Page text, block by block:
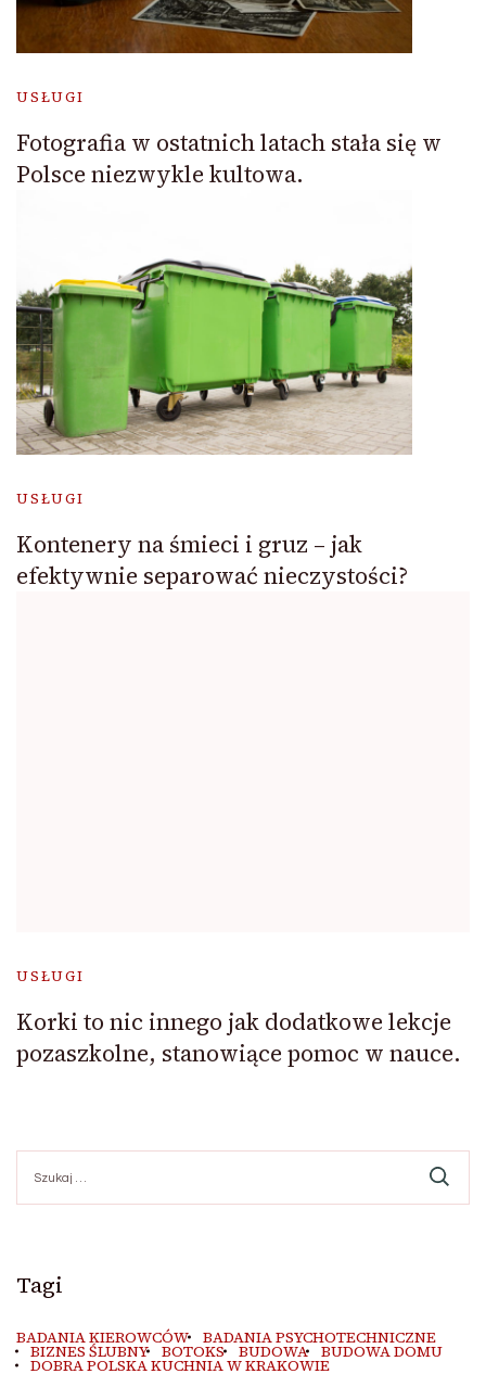
USŁUGI
Fotografia w ostatnich latach stała się w
Polsce niezwykle kultowa.
USŁUGI
Kontenery na śmieci i gruz – jak
efektywnie separować nieczystości?
USŁUGI
Korki to nic innego jak dodatkowe lekcje
pozaszkolne, stanowiące pomoc w nauce.
Tagi
BADANIA KIEROWCÓW BADANIA PSYCHOTECHNICZNE
BIZNES ŚLUBNY BOTOKS BUDOWA BUDOWA DOMU
DOBRA POLSKA KUCHNIA W KRAKOWIE